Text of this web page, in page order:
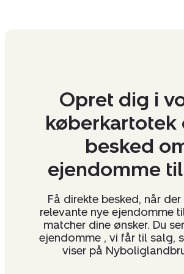
så du kommer godt fra start. Hos
Tønder tilbyder vi et uforpligtende
hvor vi rådgiver omkring prisniveau og
Fuld diskretion er en selvfølge,
repræsenterer en part i handlerne.
Stort opdateret køberkartotek, hvor
ejendomme sælges uden
Mangeårigt samarbejde med
Opret dig i
køberkartotek
besked
ejendomme
Få direkte besked, når
relevante nye ejendomme
matcher dine ønsker. Du
ejendomme , vi får til salg,
viser på